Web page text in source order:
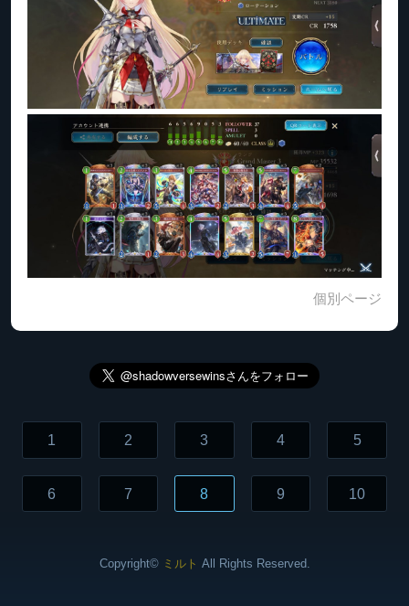
個別ページ
1 2 3 4 5
6 7 8 9 10
Copyright© ミルト All Rights Reserved.